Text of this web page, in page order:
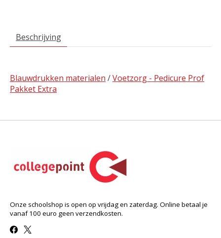
Beschrijving
Blauwdrukken materialen /Voetzorg - Pedicure Prof
Pakket Extra
Onze schoolshop is open op vrijdag en zaterdag. Online betaal je
vanaf 100 euro geen verzendkosten.